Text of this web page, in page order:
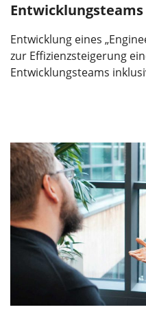
Entwicklungsteams
Entwicklung eines
zur Effizienzsteigerung
Entwicklungsteams